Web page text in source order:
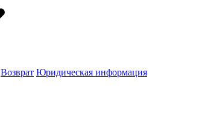
Возврат Юридическая информация